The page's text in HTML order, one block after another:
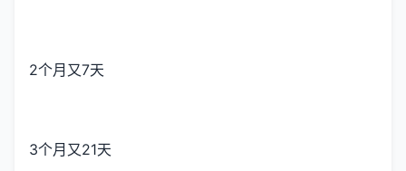
2个月又7天
3个月又21天